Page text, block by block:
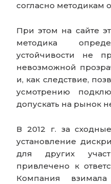
согласно методикам
При этом на сайте
методика
устойчивости не
невозможной
и, как следствие,
усмотрению
допускать на рынок
В 2012 г. за
установление
для других
привлечено к
Компания